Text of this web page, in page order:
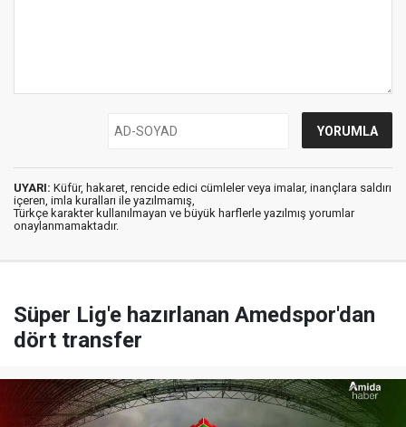
UYARI: Küfür, hakaret, rencide edici cümleler veya imalar, inançlara saldırı
içeren, imla kuralları ile yazılmamış,
Türkçe karakter kullanılmayan ve büyük harflerle yazılmış yorumlar
onaylanmamaktadır.
Süper Lig'e hazırlanan Amedspor'dan
dört transfer